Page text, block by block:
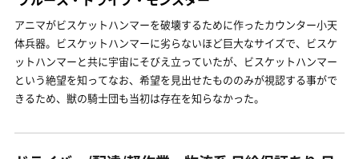
アニマがビスケットハンマーを破壊するために作ったカウンター小天
体兵器。ビスケットハンマーに劣らないほど巨大なサイズで、ビスケ
ットハンマーと共に宇宙にそびえ立っていたが、ビスケットハンマー
という絶望を知ってなお、希望を見出せたもののみが視認する事がで
きるため、獣の騎士団も当初は存在を知らなかった。